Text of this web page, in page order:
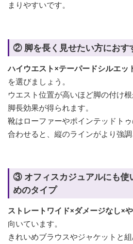
まりやすいです。
② 脚を長く見せたい方におす
ハイウエスト×テーパードシルエッ
を選びましょう。
ウエスト位置が高いほど脚の付け
脚長効果が得られます。
靴はローファーやポインテッドト
合わせると、縦のラインがより強調
③ オフィスカジュアルにも使
めのタイプ
ストレートワイド×ダメージなし×
向いています。
きれいめブラウスやジャケットと